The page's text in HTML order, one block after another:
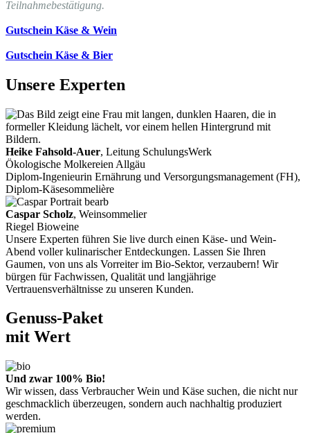
Teilnahmebestätigung.
Gutschein Käse & Wein
Gutschein Käse & Bier
Unsere Experten
Heike Fahsold-Auer, Leitung SchulungsWerk
Ökologische Molkereien Allgäu
Diplom-Ingenieurin Ernährung und Versorgungsmanagement (FH),
Diplom-Käsesommelière
Caspar Scholz, Weinsommelier
Riegel Bioweine
Unsere Experten führen Sie live durch einen Käse- und Wein-
Abend voller kulinarischer Entdeckungen. Lassen Sie Ihren
Gaumen, von uns als Vorreiter im Bio-Sektor, verzaubern! Wir
bürgen für Fachwissen, Qualität und langjährige
Vertrauensverhältnisse zu unseren Kunden.
Genuss-Paket
mit Wert
Und zwar 100% Bio!
Wir wissen, dass Verbraucher Wein und Käse suchen, die nicht nur
geschmacklich überzeugen, sondern auch nachhaltig produziert
werden.